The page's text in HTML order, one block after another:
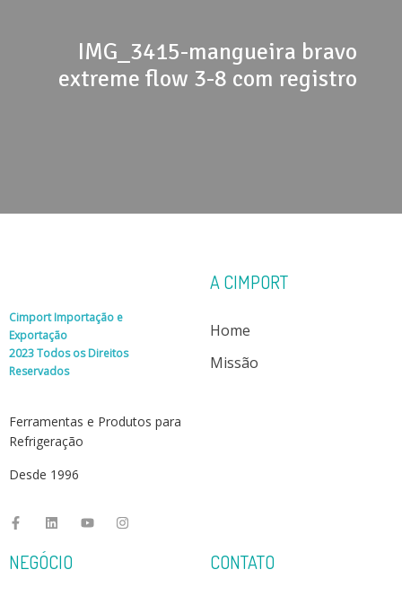
IMG_3415-mangueira bravo
extreme flow 3-8 com registro
Cimport Importação e
Exportação
2023 Todos os Direitos
Reservados
Ferramentas e Produtos para
Refrigeração
Desde 1996
A CIMPORT
Home
Missão
NEGÓCIO CONTATO